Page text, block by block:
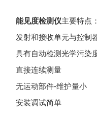
能见度检测仪主要特点：
发射和接收单元与控制
具有自动检测光学污染
直接连续测量
无运动部件-维护量小
安装调试简单